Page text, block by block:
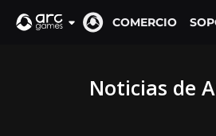
COMERCIO
Noticias de